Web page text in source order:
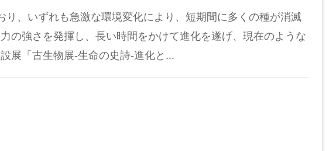
、いずれも急激な環境変化により、短期間に多くの種が消滅
の強さを発揮し、長い時間をかけて進化を遂げ、現在のような
展「古生物展-生命の史詩-進化と...